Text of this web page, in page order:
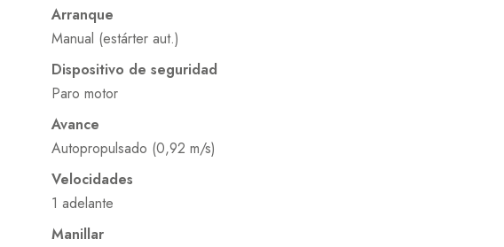
Arranque
Manual (estárter aut.)
Dispositivo de seguridad
Paro motor
Avance
Autopropulsado (0,92 m/s)
Velocidades
1 adelante
Manillar